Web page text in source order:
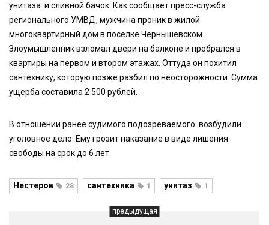
унитаза и сливной бачок. Как сообщает пресс-служба
регионального УМВД, мужчина проник в жилой
многоквартирный дом в поселке Чернышевском.
Злоумышленник взломал двери на балконе и пробрался в
квартиры на первом и втором этажах. Оттуда он похитил
сантехнику, которую позже разбил по неосторожности. Сумма
ущерба составила 2 500 рублей.
В отношении ранее судимого подозреваемого возбудили
уголовное дело. Ему грозит наказание в виде лишения
свободы на срок до 6 лет.
Нестеров 28 сантехника 1 унитаз 1
предыдущая